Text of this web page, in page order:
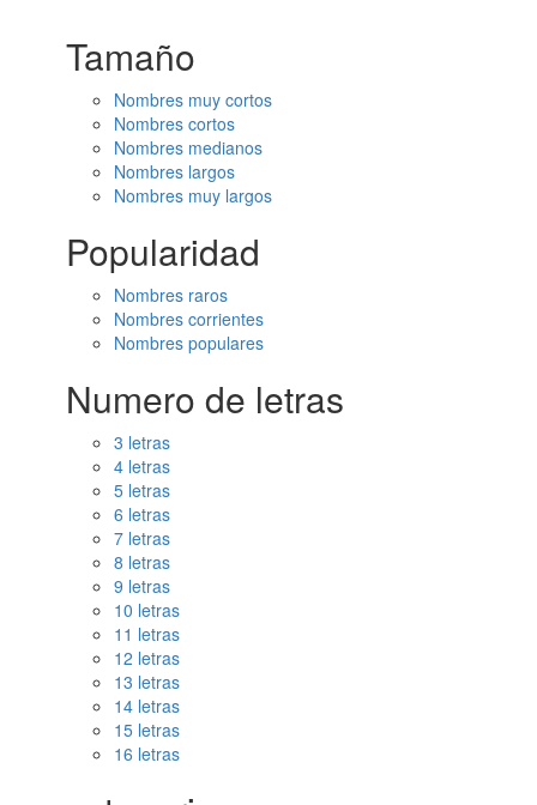
Tamaño
Nombres muy cortos
Nombres cortos
Nombres medianos
Nombres largos
Nombres muy largos
Popularidad
Nombres raros
Nombres corrientes
Nombres populares
Numero de letras
3 letras
4 letras
5 letras
6 letras
7 letras
8 letras
9 letras
10 letras
11 letras
12 letras
13 letras
14 letras
15 letras
16 letras